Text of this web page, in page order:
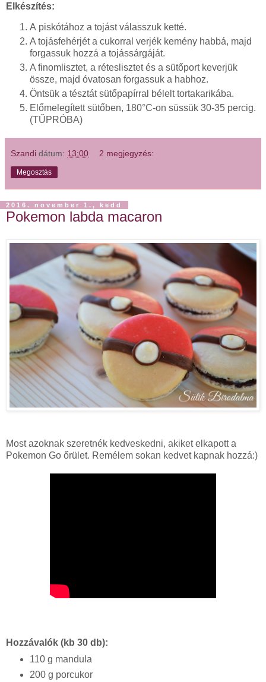
Elkészítés:
A piskótához a tojást válasszuk ketté.
A tojásfehérjét a cukorral verjék kemény habbá, majd
forgassuk hozzá a tojássárgáját.
A finomlisztet, a réteslisztet és a sütőport keverjük
össze, majd óvatosan forgassuk a habhoz.
Öntsük a tésztát sütőpapírral bélelt tortakarikába.
Előmelegített sütőben, 180°C-on süssük 30-35 percig.
(TŰPRÓBA)
Szandi dátum: 13:00 2 megjegyzés:
Megosztás
2016. november 1., kedd
Pokemon labda macaron
Most azoknak szeretnék kedveskedni, akiket elkapott a
Pokemon Go őrület. Remélem sokan kedvet kapnak hozzá:)
Hozzávalók (kb 30 db):
110 g mandula
200 g porcukor